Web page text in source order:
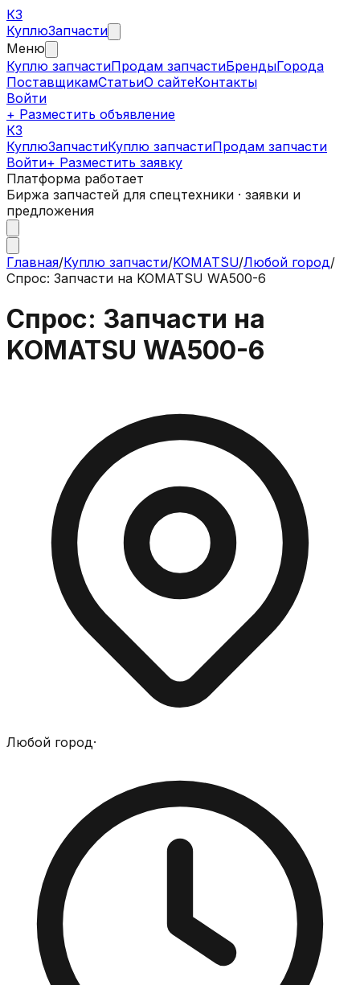
КЗ
КуплюЗапчасти
Меню
Куплю запчастиПродам запчастиБрендыГорода
ПоставщикамСтатьиО сайтеКонтакты
Войти
+ Разместить объявление
КЗ
КуплюЗапчастиКуплю запчастиПродам запчасти
Войти+ Разместить заявку
Платформа работает
Биржа запчастей для спецтехники · заявки и
предложения
Главная/Куплю запчасти/KOMATSU/Любой город/
Спрос: Запчасти на KOMATSU WA500-6
Спрос: Запчасти на
KOMATSU WA500-6
Любой город·